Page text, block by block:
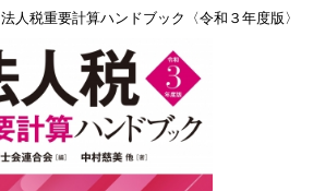
人税重要計算ハンドブック〈令和３年度版〉